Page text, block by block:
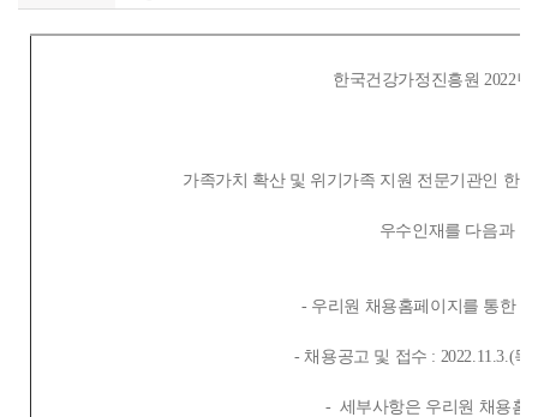
한국건강가정진흥원 2022
가족가치 확산 및 위기가족 지원 전문기관인 한
우수인재를 다음과
- 우리원 채용홈페이지를 통한 지
-채용공고 및 접수 : 2022.11.3.(목
- 세부사항은 우리원 채용홈